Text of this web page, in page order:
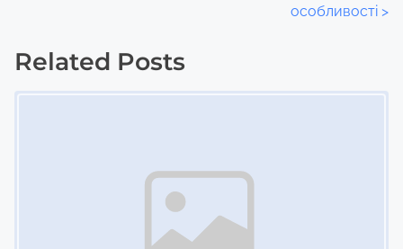
s
особливості >
Related Posts